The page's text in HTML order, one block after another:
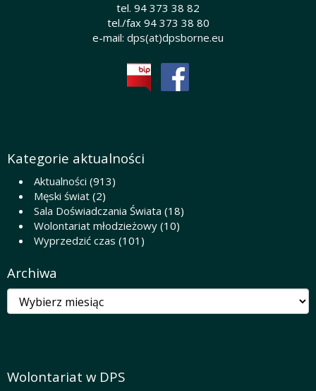
tel. 94 373 38 82
tel./fax 94 373 38 80
e-mail: dps(at)dpsborne.eu
Kategorie aktualności
Aktualności (913)
Męski świat (2)
Sala Doświadczania Świata (18)
Wolontariat młodzieżowy (10)
Wyprzedzić czas (101)
Archiwa
Archiwa
Wolontariat w DPS